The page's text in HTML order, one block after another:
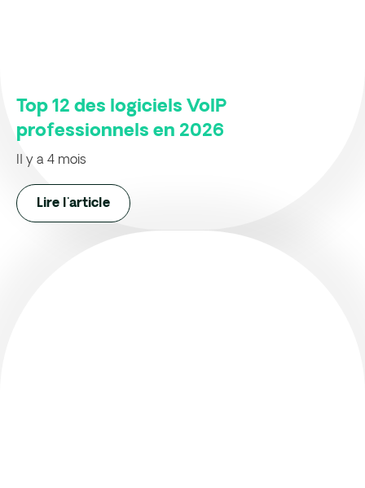
Top 12 des logiciels VoIP
professionnels en 2026
Il y a 4 mois
Lire l'article